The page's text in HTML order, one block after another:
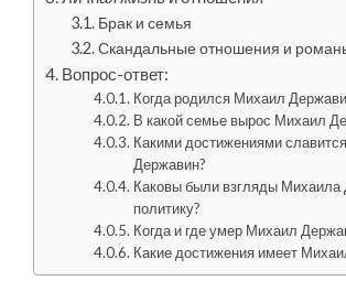
Брак и семья
Скандальные отношения и
Вопрос-ответ:
Когда родился Михаил
В какой семье вырос Михаил
Какими достижениями
Державин?
Каковы были взгляды Михаила
политику?
Когда и где умер Михаил
Какие достижения имеет